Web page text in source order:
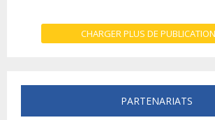
CHARGER PLUS DE
PARTENARIATS